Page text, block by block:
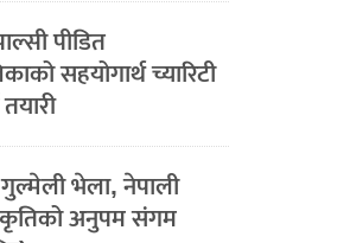
पीडित
सहयोगार्थ च्यारिटी
भेला, नेपाली
अनुपम संगम